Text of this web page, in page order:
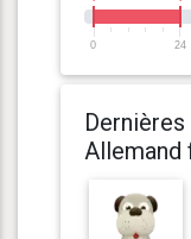
0 24
Allemand